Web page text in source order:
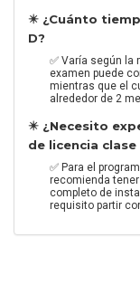
✴️ ¿Cuánto
D?
✅ Varía según la
examen puede
mientras que el
alrededor de 2
✴️ ¿Necesito
de licencia clase
✅ Para el
recomienda
completo de
requisito partir